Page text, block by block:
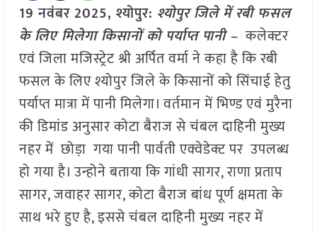
19 नवंबर 2025, श्योपुर: श्योपुर जिले में रबी फसल
के लिए मिलेगा किसानों को पर्याप्त पानी – कलेक्टर
एवं जिला मजिस्ट्रेट श्री अर्पित वर्मा ने कहा है कि रबी
फसल के लिए श्योपुर जिले के किसानों को सिंचाई हेतु
पर्याप्त मात्रा में पानी मिलेगा। वर्तमान में भिण्ड एवं मुरैना
की डिमांड अनुसार कोटा बैराज से चंबल दाहिनी मुख्य
नहर में छोड़ा गया पानी पार्वती एक्वेडेक्ट पर उपलब्ध
हो गया है। उन्होने बताया कि गांधी सागर, राणा प्रताप
सागर, जवाहर सागर, कोटा बैराज बांध पूर्ण क्षमता के
साथ भरे हुए है, इससे चंबल दाहिनी मुख्य नहर में